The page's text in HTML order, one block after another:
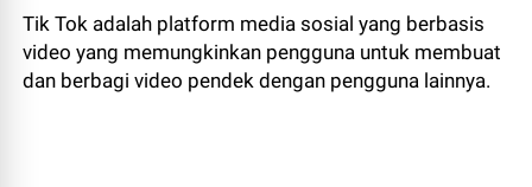
Tik Tok adalah platform media sosial yang berbasis
video yang memungkinkan pengguna untuk membuat
dan berbagi video pendek dengan pengguna lainnya.